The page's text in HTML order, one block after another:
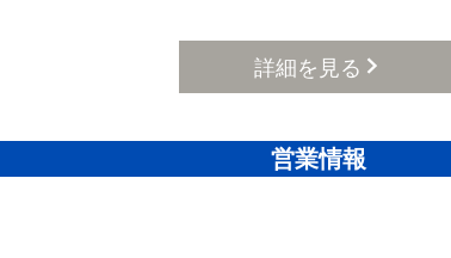
詳細を見る
営業情報